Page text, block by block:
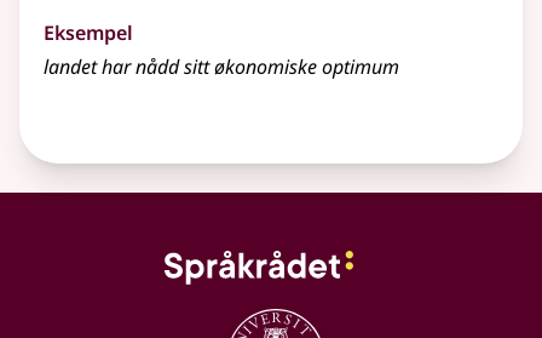
Eksempel
landet har nådd sitt økonomiskeoptimum